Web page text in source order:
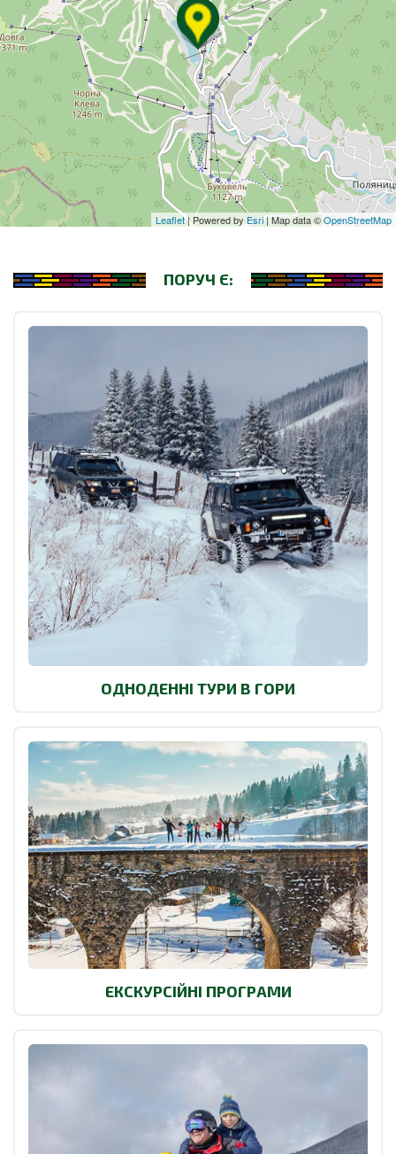
Leaflet| Powered by Esri| Map data ©OpenStreetMap
ПОРУЧ Є:
ОДНОДЕННІ ТУРИ В ГОРИ
ЕКСКУРСІЙНІ ПРОГРАМИ